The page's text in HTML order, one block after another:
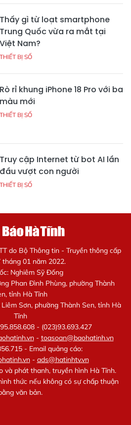
Thấy gì từ loạt smartphone
Trung Quốc vừa ra mắt tại
Việt Nam?
THIẾT BỊ SỐ
Rò rỉ khung iPhone 18 Pro với ba
màu mới
THIẾT BỊ SỐ
Truy cập Internet từ bot AI lần
đầu vượt con người
THIẾT BỊ SỐ
do Bộ Thông tin - Truyền thông cấp
tháng 01 năm 2022.
Nghiêm Sỹ Đống
Phan Đình Phùng, phường Thành
tỉnh Hà Tĩnh
Sơn, phường Thành Sen, tỉnh Hà
Tĩnh
- (023)93.693.427
- toasoan@baohatinh.vn
- Email quảng cáo:
- ads@hatinhtv.vn
và phát thanh, truyền hình Hà Tĩnh.
thức nếu không có sự chấp thuận
văn bản.